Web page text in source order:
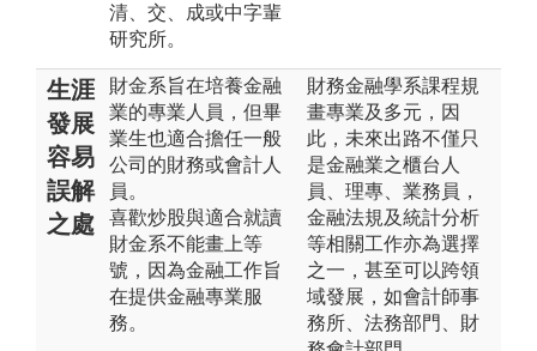
清、交、成或中字輩
研究所。
生涯
發展
容易
誤解
之處
財金系旨在培養金融
業的專業人員，但畢
業生也適合擔任一般
公司的財務或會計人
員。
喜歡炒股與適合就讀
財金系不能畫上等
號，因為金融工作旨
在提供金融專業服
務。
財務金融學系課程規
畫專業及多元，因
此，未來出路不僅只
是金融業之櫃台人
員、理專、業務員，
金融法規及統計分析
等相關工作亦為選擇
之一，甚至可以跨領
域發展，如會計師事
務所、法務部門、財